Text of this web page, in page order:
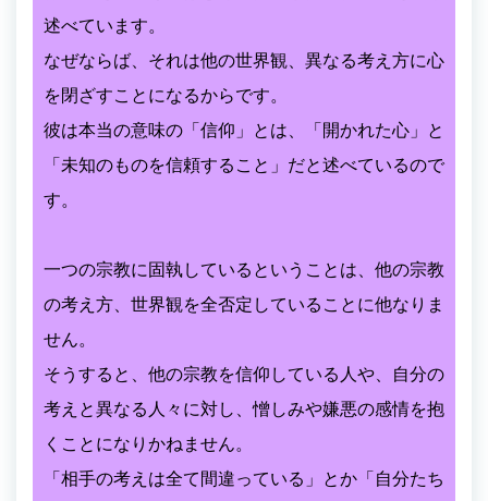
述べています。
なぜならば、それは他の世界観、異なる考え方に心
を閉ざすことになるからです。
彼は本当の意味の「信仰」とは、「開かれた心」と
「未知のものを信頼すること」だと述べているので
す。
一つの宗教に固執しているということは、他の宗教
の考え方、世界観を全否定していることに他なりま
せん。
そうすると、他の宗教を信仰している人や、自分の
考えと異なる人々に対し、憎しみや嫌悪の感情を抱
くことになりかねません。
「相手の考えは全て間違っている」とか「自分たち